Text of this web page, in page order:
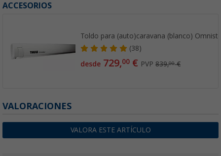
ACCESORIOS
Toldo para (auto)caravana (blanco)
(38)
desde 729,00 € PVP839,00€
VALORACIONES
VALORA ESTE ARTÍCULO